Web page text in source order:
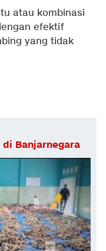
atau kombinasi
efektif
yang tidak
di Banjarnegara